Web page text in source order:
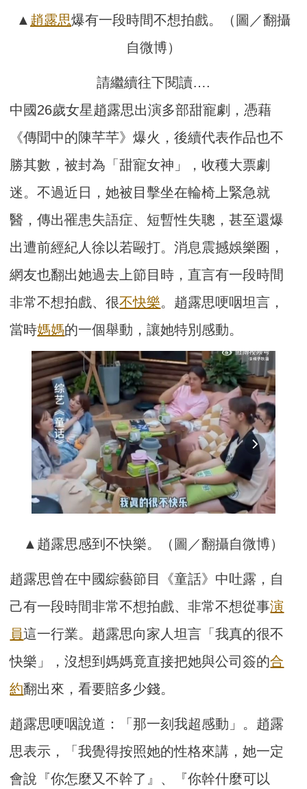
▲ 趙露思爆有一段時間不想拍戲。（圖／翻攝
自微博）
請繼續往下閱讀….
中國26歲女星趙露思出演多部甜寵劇，憑藉
《傳聞中的陳芊芊》爆火，後續代表作品也不
勝其數，被封為「甜寵女神」，收穫大票劇
迷。不過近日，她被目擊坐在輪椅上緊急就
醫，傳出罹患失語症、短暫性失聰，甚至還爆
出遭前經紀人徐以若毆打。消息震撼娛樂圈，
網友也翻出她過去上節目時，直言有一段時間
非常不想拍戲、很不快樂。趙露思哽咽坦言，
當時媽媽的一個舉動，讓她特別感動。
▲趙露思感到不快樂。（圖／翻攝自微博）
趙露思曾在中國綜藝節目《童話》中吐露，自
己有一段時間非常不想拍戲、非常不想從事演
員這一行業。趙露思向家人坦言「我真的很不
快樂」，沒想到媽媽竟直接把她與公司簽的合
約翻出來，看要賠多少錢。
趙露思哽咽說道：「那一刻我超感動」。趙露
思表示，「我覺得按照她的性格來講，她一定
會說『你怎麼又不幹了』、『你幹什麼可以